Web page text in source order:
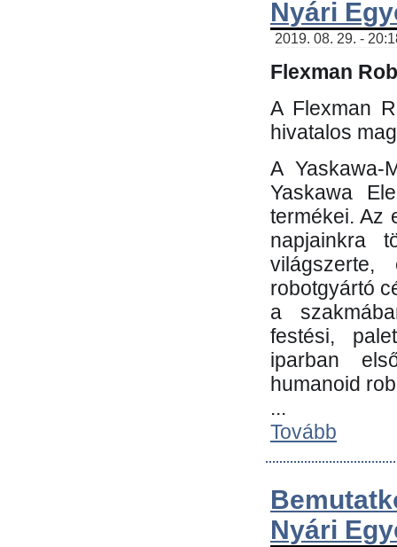
Nyári
2019. 08. 29. -
Flexman
A Flexman
hivatalos
A Yaskawa-
Yaskawa
termékei. Az
napjainkra
robotgyártó
a
festési,
iparban
humanoid
...
Tovább
Nyári